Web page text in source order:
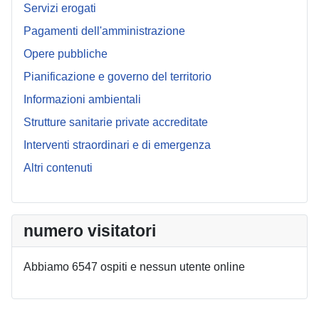
Servizi erogati
Pagamenti dell'amministrazione
Opere pubbliche
Pianificazione e governo del territorio
Informazioni ambientali
Strutture sanitarie private accreditate
Interventi straordinari e di emergenza
Altri contenuti
numero visitatori
Abbiamo 6547 ospiti e nessun utente online